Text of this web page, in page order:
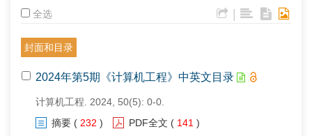
全选
封面和目录
2024年第5期《计算机工程》中英文目录
计算机工程. 2024, 50(5): 0-0.
摘要 ( 232 ) PDF全文 ( 141 )